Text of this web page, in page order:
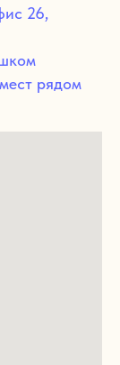
26,
рядом